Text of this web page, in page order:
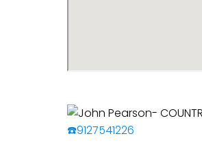
☎️9127541226